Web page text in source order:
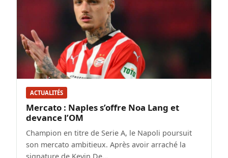
ACTUALITÉS
Mercato : Naples s’offre Noa Lang et
devance l’OM
Champion en titre de Serie A, le Napoli poursuit
son mercato ambitieux. Après avoir arraché la